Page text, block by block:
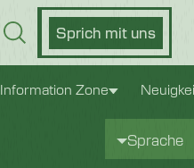
Sprich mit uns
Information Zone
Sprache